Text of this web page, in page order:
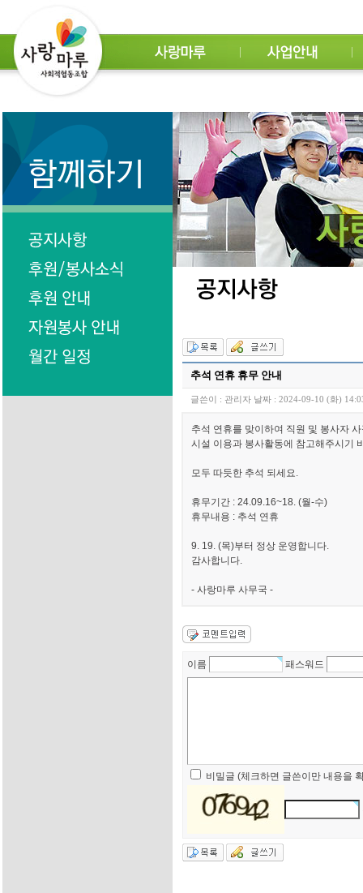
추석 연휴 휴무 안내
글쓴이 : 관리자 날짜 : 2024-09-10 (화)
추석 연휴를 맞이하여 직원 및 봉사자
시설 이용과 봉사활동에 참고해주시기
모두 따듯한 추석 되세요.
휴무기간 : 24.09.16~18. (월-수)
휴무내용 : 추석 연휴
9. 19. (목)부터 정상 운영합니다.
감사합니다.
- 사랑마루 사무국 -
이름 패스워드
비밀글 (체크하면 글쓴이만 내용을